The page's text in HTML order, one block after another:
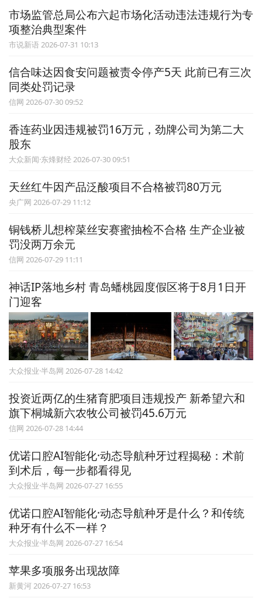
市场监管总局公布六起市场化活动违法违规行为专
项整治典型案件
市说新语 2026-07-31 10:13
信合味达因食安问题被责令停产5天 此前已有三次
同类处罚记录
信网 2026-07-30 09:52
香连药业因违规被罚16万元，劲牌公司为第二大
股东
大众新闻·东烽财经 2026-07-30 09:51
天丝红牛因产品泛酸项目不合格被罚80万元
央广网 2026-07-29 11:12
铜钱桥儿想榨菜丝安赛蜜抽检不合格 生产企业被
罚没两万余元
信网 2026-07-29 11:11
神话IP落地乡村 青岛蟠桃园度假区将于8月1日开
门迎客
大众报业·半岛网 2026-07-28 14:42
投资近两亿的生猪育肥项目违规投产 新希望六和
旗下桐城新六农牧公司被罚45.6万元
信网 2026-07-28 14:44
优诺口腔AI智能化·动态导航种牙过程揭秘：术前
到术后，每一步都看得见
大众报业·半岛网 2026-07-27 16:55
优诺口腔AI智能化·动态导航种牙是什么？和传统
种牙有什么不一样？
大众报业·半岛网 2026-07-27 16:54
苹果多项服务出现故障
新黄河 2026-07-27 16:53